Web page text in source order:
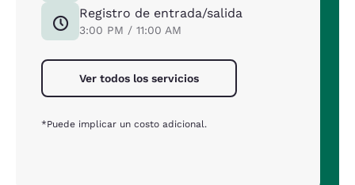
Registro de entrada/salida
3:00 PM / 11:00 AM
Ver todos los servicios
*Puede implicar un costo adicional.